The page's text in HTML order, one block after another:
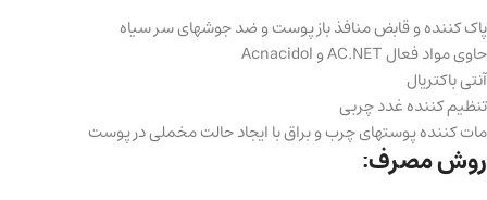
پاک کننده و قابض منافذ باز پوست و ضد جوشهای سر سیاه
حاوی مواد فعال AC.NET و Acnacidol
آنتی باکتریال
تنظیم کننده غدد چربی
مات کننده پوستهای چرب و براق با ایجاد حالت مخملی در پوست
روش مصرف: